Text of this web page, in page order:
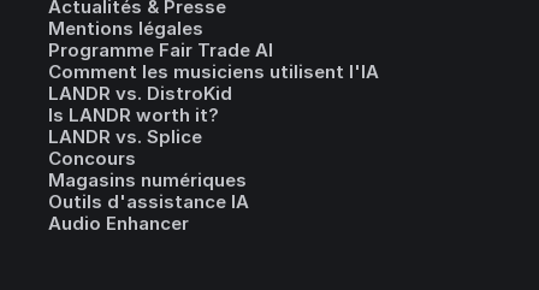
Actualités & Presse
Mentions légales
Programme Fair Trade AI
Comment les musiciens utilisent l'IA
LANDR vs. DistroKid
Is LANDR worth it?
LANDR vs. Splice
Concours
Magasins numériques
Outils d'assistance IA
Audio Enhancer